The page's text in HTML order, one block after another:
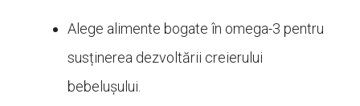
Alege alimente bogate în omega-3 pentru
susținerea dezvoltării creierului
bebelușului.